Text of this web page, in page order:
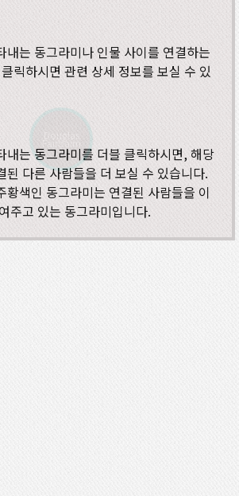
Douglas
Fairbairn
내는 동그라미나 인물 사이를 연결하는
릭하시면 관련 상세 정보를 보실 수 있
내는 동그라미를 더블 클릭하시면, 해당
된 다른 사람들을 더 보실 수 있습니다.
황색인 동그라미는 연결된 사람들을 이
주고 있는 동그라미입니다.